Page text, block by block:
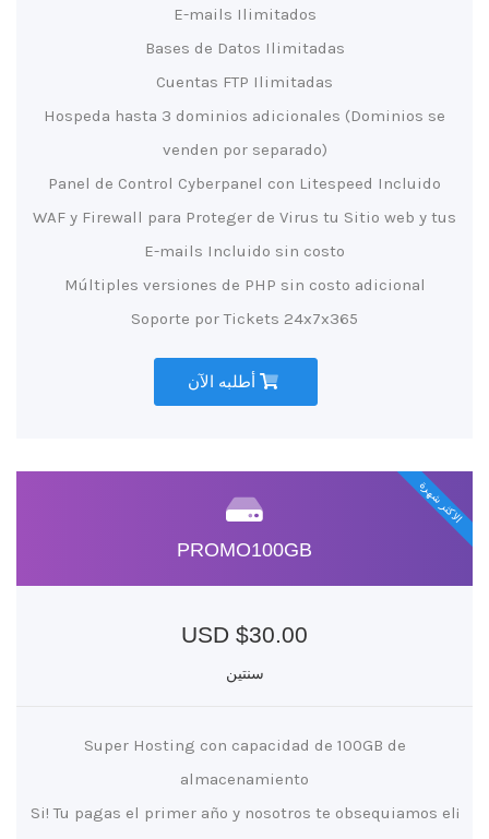
E-mails Ilimitados
Bases de Datos Ilimitadas
Cuentas FTP Ilimitadas
Hospeda hasta 3 dominios adicionales (Dominios se
venden por separado)
Panel de Control Cyberpanel con Litespeed Incluido
WAF y Firewall para Proteger de Virus tu Sitio web y tus
E-mails Incluido sin costo
Múltiples versiones de PHP sin costo adicional
Soporte por Tickets 24x7x365
أطلبه الآن
الاكثر شهرة
PROMO100GB
$30.00 USD
سنتين
Super Hosting con capacidad de 100GB de
almacenamiento
¡Si! Tu pagas el primer año y nosotros te obsequiamos el